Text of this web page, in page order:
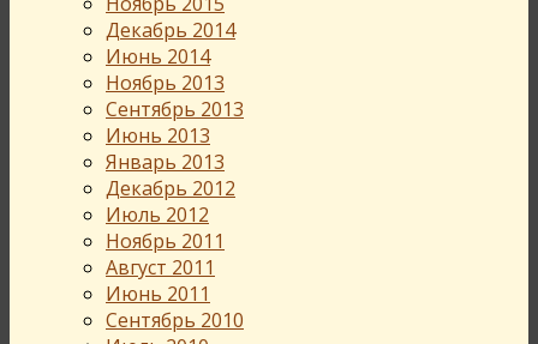
Декабрь 2014
Июнь 2014
Ноябрь 2013
Сентябрь 2013
Июнь 2013
Январь 2013
Декабрь 2012
Июль 2012
Ноябрь 2011
Август 2011
Июнь 2011
Сентябрь 2010